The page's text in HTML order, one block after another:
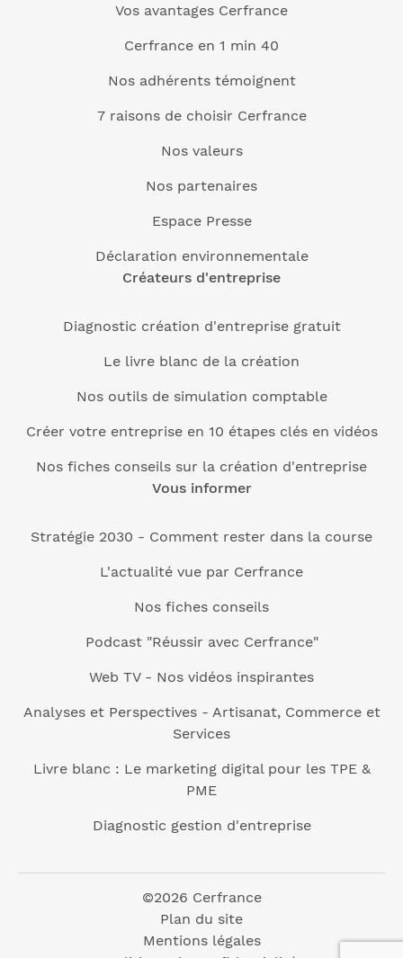
Vos avantages Cerfrance
Cerfrance en 1 min 40
Nos adhérents témoignent
7 raisons de choisir Cerfrance
Nos valeurs
Nos partenaires
Espace Presse
Déclaration environnementale
Créateurs d'entreprise
Diagnostic création d'entreprise gratuit
Le livre blanc de la création
Nos outils de simulation comptable
Créer votre entreprise en 10 étapes clés en vidéos
Nos fiches conseils sur la création d'entreprise
Vous informer
Stratégie 2030 - Comment rester dans la course
L'actualité vue par Cerfrance
Nos fiches conseils
Podcast "Réussir avec Cerfrance"
Web TV - Nos vidéos inspirantes
Analyses et Perspectives - Artisanat, Commerce et
Services
Livre blanc : Le marketing digital pour les TPE &
PME
Diagnostic gestion d'entreprise
©2026 Cerfrance
Plan du site
Mentions légales